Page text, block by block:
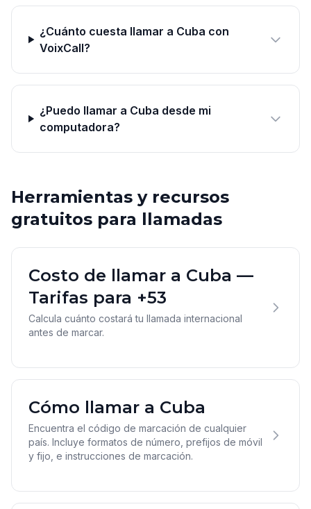
¿Cuánto cuesta llamar a Cuba con
VoixCall?
¿Puedo llamar a Cuba desde mi
computadora?
Herramientas y recursos
gratuitos para llamadas
Costo de llamar a Cuba —
Tarifas para +53
Calcula cuánto costará tu llamada internacional
antes de marcar.
Cómo llamar a Cuba
Encuentra el código de marcación de cualquier
país. Incluye formatos de número, prefijos de móvil
y fijo, e instrucciones de marcación.